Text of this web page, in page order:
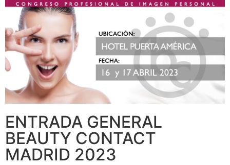
ENTRADA GENERAL
BEAUTY CONTACT
MADRID 2023